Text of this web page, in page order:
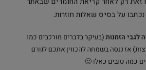
נכתבו על בסיס שאלות חוזרות.
לגבי הזמנות(בעיקר בדברים מורכבים כמו
אז ננסה בשמחה להכווין אתכם לגורם
כמה טובים כאלו 🙂